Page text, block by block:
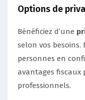
Options de
Bénéficiez d’une
selon vos besoins.
personnes en
avantages fiscaux
professionnels.